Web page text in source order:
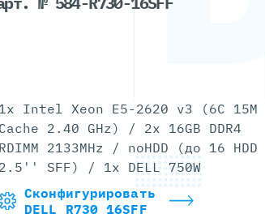
1x Intel Xeon E5-2620 v3 (6C 15M
Cache 2.40 GHz) / 2x 16GB DDR4
RDIMM 2133MHz / noHDD (до 16 HDD
2.5'' SFF) / 1x DELL 750W
Сконфигурировать
DELL R730 16SFF